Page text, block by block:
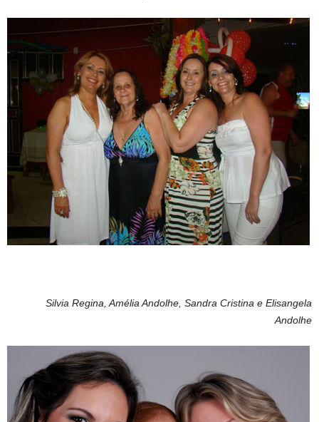
Silvia Regina, Amélia Andolhe, Sandra Cristina e Elisangela
Andolhe